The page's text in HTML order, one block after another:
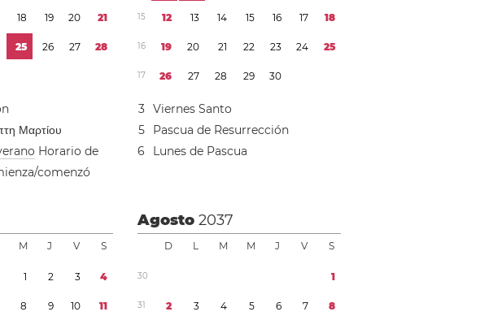
18 19 20 21
25 26 27 28
Μαρτίου
Horario de
comenzó
15 12 13 14 15 16 17 18
16 19 20 21 22 23 24 25
17 26 27 28 29 30
3 Viernes Santo
5
Pascua de Resurrección
6
Lunes de Pascua
M J V S
1 2 3 4
8 9 10 11
Agosto2037
D L M M J V S
30 1
31 2 3 4 5 6 7 8